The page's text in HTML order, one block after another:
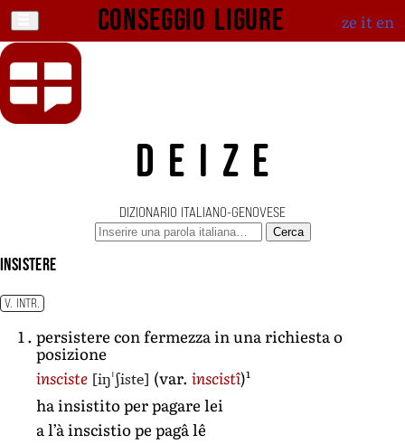
Conseggio ligure ze iten
DEIZE
DIZIONARIO ITALIANO-GENOVESE
Cerca
insistere
V. INTR.
persistere con fermezza in una richiesta o
posizione
insciste [iŋˈʃiste] (var. inscistî)1
ha insistito per pagare lei
a l’à inscistio pe pagâ lê